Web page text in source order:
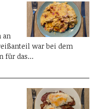
an
war bei dem
für das…